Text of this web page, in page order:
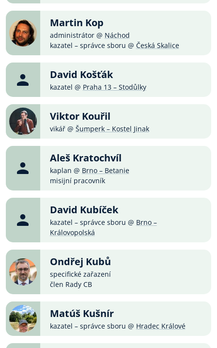
Martin Kop
administrátor @ Náchod
kazatel – správce sboru @ Česká Skalice
David Košťák
kazatel @ Praha 13 – Stodůlky
Viktor Kouřil
vikář @ Šumperk – Kostel Jinak
Aleš Kratochvíl
kaplan @ Brno – Betanie
misijní pracovník
David Kubíček
kazatel – správce sboru @ Brno –
Královopolská
Ondřej Kubů
specifické zařazení
člen Rady CB
Matúš Kušnír
kazatel – správce sboru @ Hradec Králové